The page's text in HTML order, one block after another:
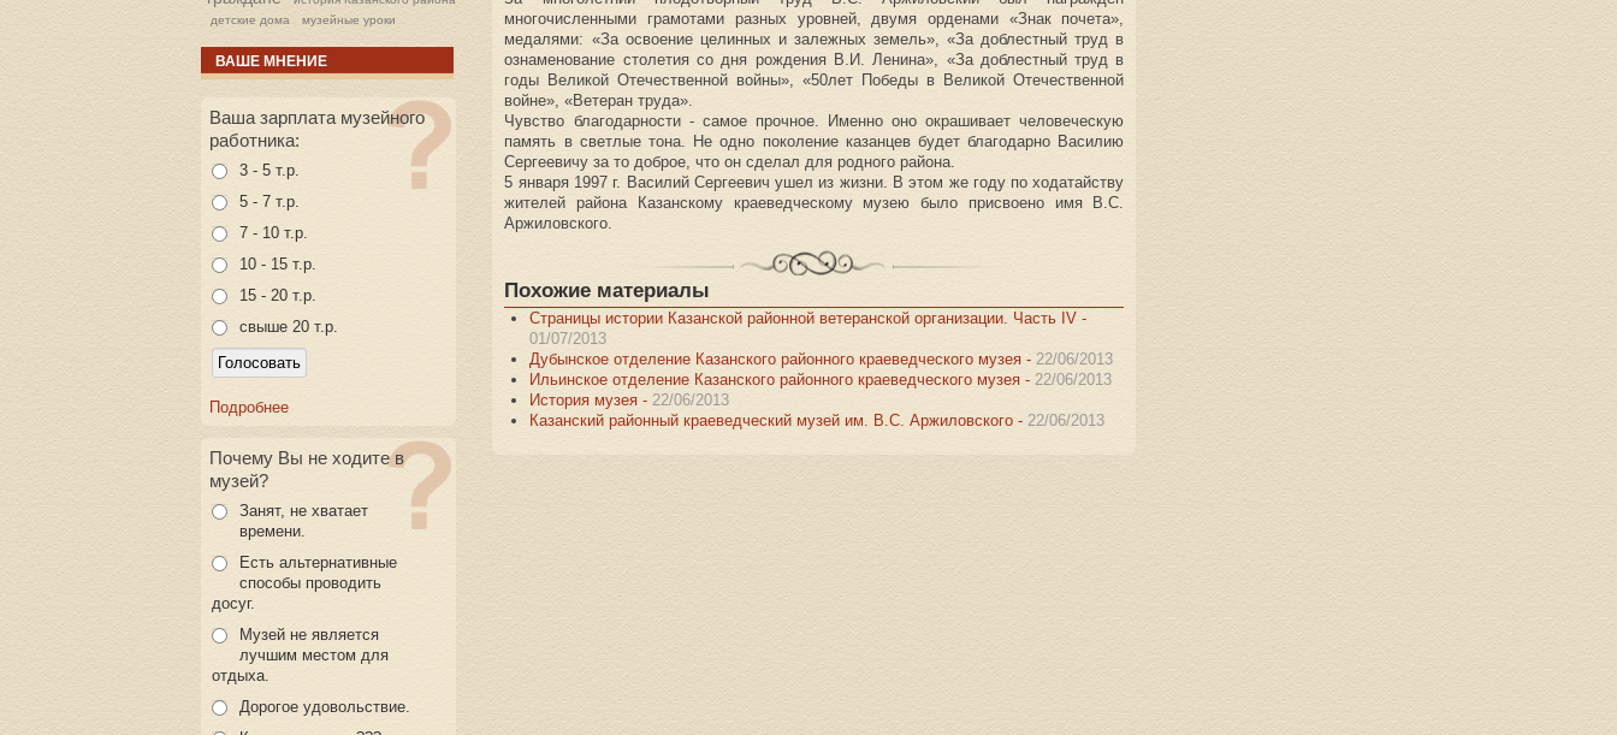
детские дома
музейные уроки
ВАШЕ МНЕНИЕ
Ваша зарплата музейного
работника:
3 - 5 т.р.
5 - 7 т.р.
7 - 10 т.р.
10 - 15 т.р.
15 - 20 т.р.
свыше 20 т.р.
Подробнее
Почему Вы не ходите в
музей?
Занят, не хватает
времени.
Есть альтернативные
способы проводить
досуг.
Музей не является
лучшим местом для
отдыха.
Дорогое удовольствие.
многочисленными грамотами разных уровней, двумя орденами «Знак почета»,
медалями: «За освоение целинных и залежных земель», «За доблестный труд в
ознаменование столетия со дня рождения В.И. Ленина», «За доблестный труд в
годы Великой Отечественной войны», «50лет Победы в Великой Отечественной
войне», «Ветеран труда».
Чувство благодарности - самое прочное. Именно оно окрашивает человеческую
память в светлые тона. Не одно поколение казанцев будет благодарно Василию
Сергеевичу за то доброе, что он сделал для родного района.
5 января 1997 г. Василий Сергеевич ушел из жизни. В этом же году по ходатайству
жителей района Казанскому краеведческому музею было присвоено имя В.С.
Аржиловского.
Похожие материалы
Страницы истории Казанской районной ветеранской организации. Часть IV -
01/07/2013
Дубынское отделение Казанского районного краеведческого музея -22/06/2013
Ильинское отделение Казанского районного краеведческого музея -22/06/2013
История музея -22/06/2013
Казанский районный краеведческий музей им. В.С. Аржиловского -22/06/2013